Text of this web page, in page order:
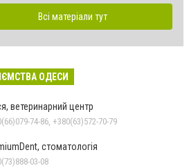
Всі матеріали тут
ОДЕСИ
ветеринарний центр
74-86, +380(63)572-70-79
стоматологія
03-08